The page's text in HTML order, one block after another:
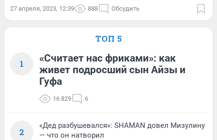
27 апреля, 2023, 12:39 888 Обсудить
ТОП 5
1
«Считает нас фриками»: как
живет подросший сын Айзы и
Гуфа
16 829 6
2
«Дед разбушевался»: SHAMAN довел Мизулину
— что он натворил